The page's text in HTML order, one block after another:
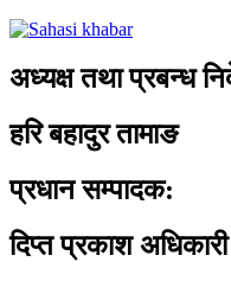
अध्यक्ष तथा प्रबन्ध
हरि बहादुर तामाङ
प्रधान सम्पादक:
दिप्त प्रकाश अधिकारी